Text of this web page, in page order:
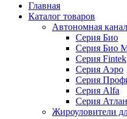
Главная
Каталог товаров
Автономная
Серия Био
Серия Био
Серия Fintek
Серия Аэро
Серия
Серия Alfa
Серия
Жироуловители